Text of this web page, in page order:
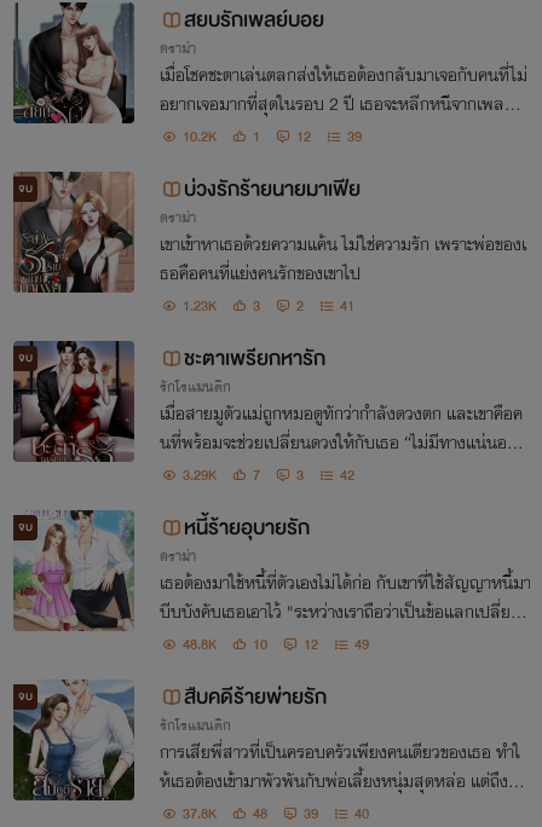
สยบรักเพลย์บอย
ดราม่า
เมื่อโชคชะตาเล่นตลกส่งให้เธอต้องกลับมาเจอกับคนที่ไม่
อยากเจอมากที่สุดในรอบ 2 ปี เธอจะหลีกหนีจากเพลย์บ
อยหนุ่มจอมเจ้าเล่ห์นี้ไปได้อย่างไร
10.2K 1 12 39
จบ บ่วงรักร้ายนายมาเฟีย
ดราม่า
เขาเข้าหาเธอด้วยความแค้น ไม่ใช่ความรัก เพราะพ่อของเ
ธอคือคนที่แย่งคนรักของเขาไป
1.23K 3 2 41
จบ ชะตาเพรียกหารัก
รักโรแมนติก
เมื่อสายมูตัวแม่ถูกหมอดูทักว่ากำลังดวงตก และเขาคือค
นที่พร้อมจะช่วยเปลี่ยนดวงให้กับเธอ “ไม่มีทางแน่นอน ไ
ม่ไหว ๆ ถ้าเป็นเขาฉันยอมดวงตกไปตลอดชีวิตดีกว่า”
3.29K 7 3 42
จบ หนี้ร้ายอุบายรัก
ดราม่า
เธอต้องมาใช้หนี้ที่ตัวเองไม่ได้ก่อ กับเขาที่ใช้สัญญาหนี้มา
บีบบังคับเธอเอาไว้ "ระหว่างเราถือว่าเป็นข้อแลกเปลี่ยน
กันเธอนอนกับฉันจนครบกำหนด 3 เดือน ฉันจะคืนของข
48.8K 10 12 49
จบ สืบคดีร้ายพ่ายรัก
รักโรแมนติก
การเสียพี่สาวที่เป็นครอบครัวเพียงคนเดียวของเธอ ทำใ
ห้เธอต้องเข้ามาพัวพันกับพ่อเลี้ยงหนุ่มสุดหล่อ แต่ถึงหล่
อก็ต้องห้ามหวั่นไหว เพราะเขาเป็นหนึ่งในผู้ต้องสงสัยที่
37.8K 48 39 40